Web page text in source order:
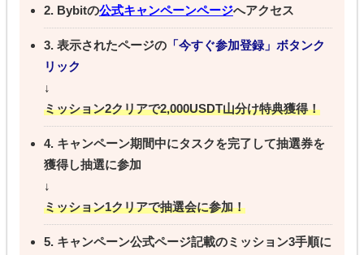
2. Bybitの公式キャンペーンページへアクセス
3. 表示されたページの「今すぐ参加登録」ボタンク
リック
↓
ミッション2クリアで2,000USDT山分け特典獲得！
4. キャンペーン期間中にタスクを完了して抽選券を
獲得し抽選に参加
↓
ミッション1クリアで抽選会に参加！
5. キャンペーン公式ページ記載のミッション3手順に